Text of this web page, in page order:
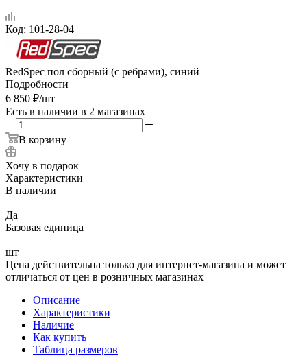
Код: 101-28-04
RedSpec пол сборный (с ребрами), синий
Подробности
6 850 ₽/шт
Есть в наличии в 2 магазинах
В корзину
Хочу в подарок
Характеристики
В наличии
—
Да
Базовая единица
—
шт
Цена действительна только для интернет-магазина и может
отличаться от цен в розничных магазинах
Описание
Характеристики
Наличие
Как купить
Таблица размеров